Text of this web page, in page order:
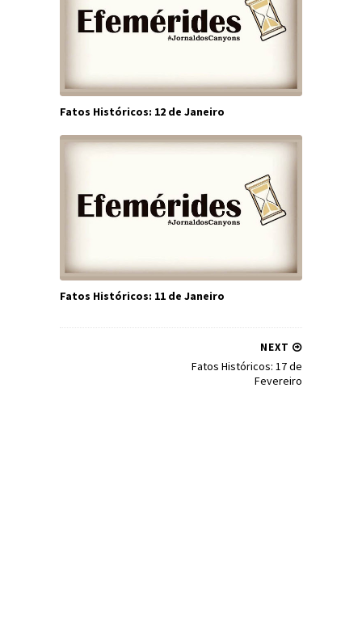
Fatos Históricos: 12 de Janeiro
Fatos Históricos: 11 de Janeiro
NEXT
Fatos Históricos: 17 de
Fevereiro